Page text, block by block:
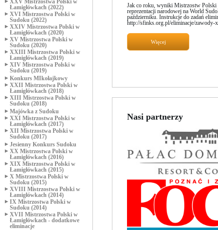
XXV Mistrzostwa Polski w
Łamigłówkach (2022)
XVI Mistrzostwa Polski w
Sudoku (2022)
XXIV Mistrzostwa Polski w
Łamigłówkach (2020)
XV Mistrzostwa Polski w
Sudoku (2020)
XXIII Mistrzostwa Polski w
Łamigłówkach (2019)
XIV Mistrzostwa Polski w
Sudoku (2019)
Konkurs MIkołajkowy
XXII Mistrzostwa Polski w
Łamigłówkach (2018)
XIII Mistrzostwa Polski w
Sudoku (2018)
Majówka z Sudoku
XXI Mistrzostwa Polski w
Łamigłówkach (2017)
XII Mistrzostwa Polski w
Sudoku (2017)
Jesienny Konkurs Sudoku
XX Mistrzostwa Polski w
Łamigłówkach (2016)
XIX Mistrzostwa Polski w
Łamigłówkach (2015)
X Mistrzostwa Polski w
Sudoku (2015)
XVIII Mistrzostwa Polski w
Łamigłówkach (2014)
IX Mistrzostwa Polski w
Sudoku (2014)
XVII Mistrzostwa Polski w
Łamigłówkach - dodatkowe
eliminacje
Jak co roku, wyniki Mistrzostw Polski
reprezentacji narodowej na World
październiku. Instrukcje do zadań
http://sfinks.org.pl/eliminacje/
Więcej
Nasi partnerzy